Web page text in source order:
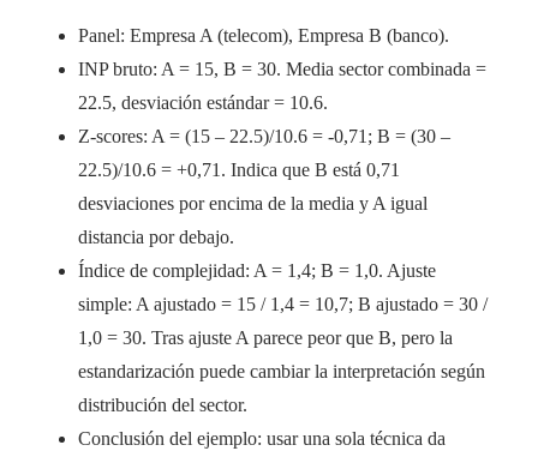
Panel: Empresa A (telecom), Empresa B (banco).
INP bruto: A = 15, B = 30. Media sector combinada =
22.5, desviación estándar = 10.6.
Z-scores: A = (15 – 22.5)/10.6 = -0,71; B = (30 –
22.5)/10.6 = +0,71. Indica que B está 0,71
desviaciones por encima de la media y A igual
distancia por debajo.
Índice de complejidad: A = 1,4; B = 1,0. Ajuste
simple: A ajustado = 15 / 1,4 = 10,7; B ajustado = 30 /
1,0 = 30. Tras ajuste A parece peor que B, pero la
estandarización puede cambiar la interpretación según
distribución del sector.
Conclusión del ejemplo: usar una sola técnica da